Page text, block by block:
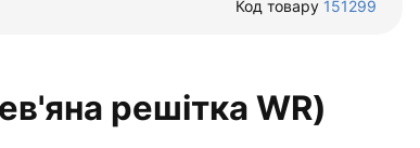
Код товару 151299
решітка WR)